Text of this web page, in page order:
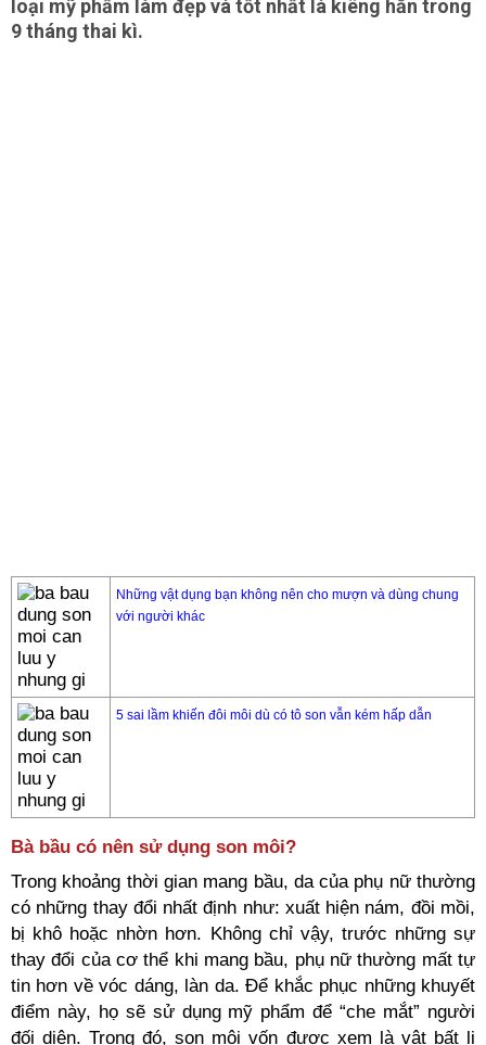
loại mỹ phẩm làm đẹp và tốt nhất là kiêng hẳn trong
9 tháng thai kì.
Những vật dụng bạn không nên cho mượn và dùng chung
với người khác
5 sai lầm khiến đôi môi dù có tô son vẫn kém hấp dẫn
Bà bầu có nên sử dụng son môi?
Trong khoảng thời gian mang bầu, da của phụ nữ thường
có những thay đổi nhất định như: xuất hiện nám, đồi mồi,
bị khô hoặc nhờn hơn. Không chỉ vậy, trước những sự
thay đổi của cơ thể khi mang bầu, phụ nữ thường mất tự
tin hơn về vóc dáng, làn da. Để khắc phục những khuyết
điểm này, họ sẽ sử dụng mỹ phẩm để “che mắt” người
đối diện. Trong đó, son môi vốn được xem là vật bất li